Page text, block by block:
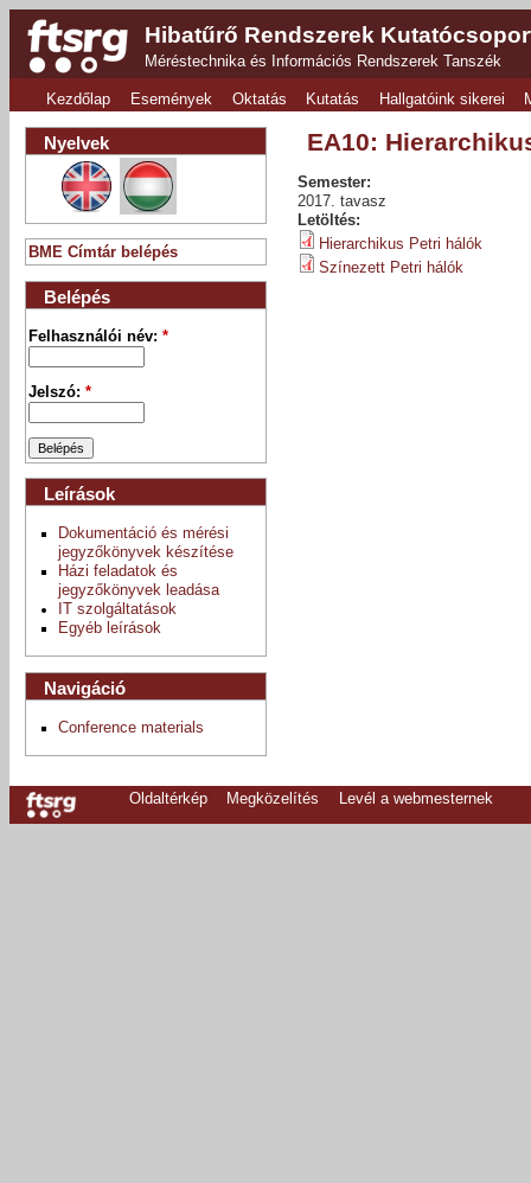
Hibatűrő Rendszerek
Méréstechnika és Információs Rendszerek Tanszék
Kezdőlap Események Oktatás Kutatás Hallgatóink sikerei
EA10:
Semester:
2017. tavasz
Letöltés:
Hierarchikus Petri hálók
Színezett Petri hálók
Nyelvek
BME Címtár belépés
Belépés
Felhasználói név:*
Jelszó:*
Leírások
Dokumentáció és mérési
jegyzőkönyvek készítése
Házi feladatok és
jegyzőkönyvek leadása
IT szolgáltatások
Egyéb leírások
Navigáció
Conference materials
Oldaltérkép Megközelítés Levél a webmesternek